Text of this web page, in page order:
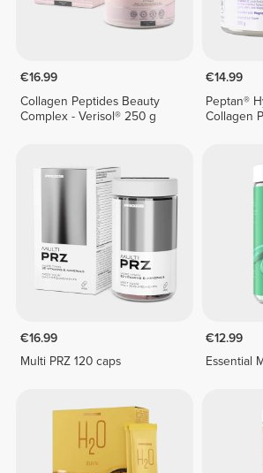
€16.99
Collagen Peptides Beauty
Complex - Verisol® 250 g
€14.99
Peptan®
Collagen
€16.99
Multi PRZ 120 caps
€12.99
Essential